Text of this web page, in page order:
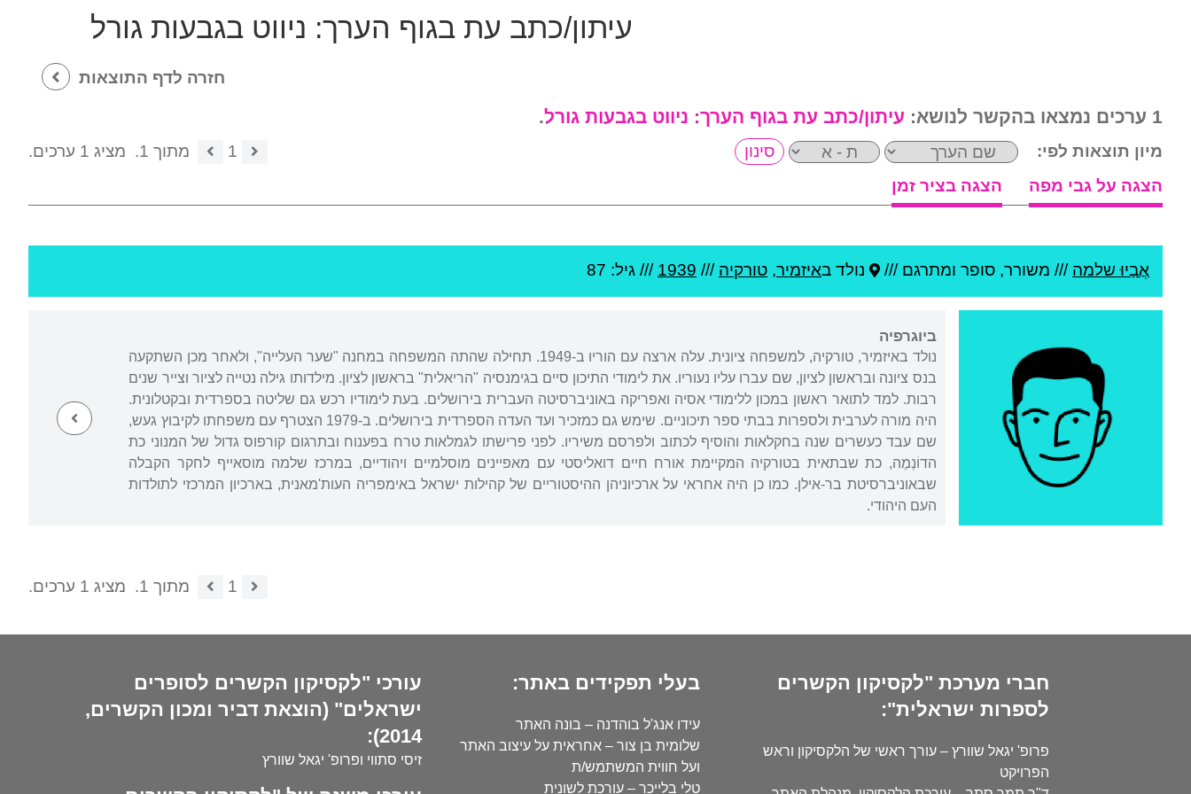
עיתון/כתב עת בגוף הערך: ניווט בגבעות גורל
חזרה לדף התוצאות
1 ערכים נמצאו בהקשר לנושא: עיתון/כתב עת בגוף הערך: ניווט בגבעות גורל.
מיון תוצאות לפי: 1 מתוך 1.
מציג 1 ערכים.
הצגה על גבי מפה
הצגה בציר זמן
אֲבַיוּ שלמה /// משורר, סופר ומתרגם /// נולד באיזמיר, טורקיה ///
1939 /// גיל: 87
ביוגרפיה
נולד באיזמיר, טורקיה, למשפחה ציונית. עלה ארצה עם הוריו ב-1949. תחילה שהתה המשפחה במחנה "שער העלייה", ולאחר מכן השתקעה
בנס ציונה ובראשון לציון, שם עברו עליו נעוריו. את לימודי התיכון סיים בגימנסיה "הריאלית" בראשון לציון. מילדותו גילה נטייה לציור וצייר שנים
רבות. למד לתואר ראשון במכון ללימודי אסיה ואפריקה באוניברסיטה העברית בירושלים. בעת לימודיו רכש גם שליטה בספרדית ובקטלונית.
היה מורה לערבית ולספרות בבתי ספר תיכוניים. שימש גם כמזכיר ועד העדה הספרדית בירושלים. ב-1979 הצטרף עם משפחתו לקיבוץ געש,
שם עבד כעשרים שנה בחקלאות והוסיף לכתוב ולפרסם משיריו. לפני פרישתו לגמלאות טרח בפענוח ובתרגום קורפוס גדול של המנוני כת
הדוֹנְמֶה, כת שבתאית בטורקיה המקיימת אורח חיים דואליסטי עם מאפיינים מוסלמיים ויהודיים, במרכז שלמה מוסאייף לחקר הקבלה
שבאוניברסיטת בר-אילן. כמו כן היה אחראי על ארכיוניהן ההיסטוריים של קהילות ישראל באימפריה העות'מאנית, בארכיון המרכזי לתולדות
העם היהודי.
1 מתוך 1. מציג 1 ערכים.
חברי מערכת "לקסיקון הקשרים
לספרות ישראלית":
פרופ' יגאל שוורץ – עורך ראשי של הלקסיקון וראש
הפרויקט
בעלי תפקידים באתר:
עידו אנג'ל בוהדנה – בונה האתר
שלומית בן צור – אחראית על עיצוב האתר
ועל חווית המשתמש/ת
טלי בלייכר – עורכת לשונית
עורכי "לקסיקון הקשרים לסופרים
ישראלים" (הוצאת דביר ומכון הקשרים,
2014):
זיסי סתווי ופרופ' יגאל שוורץ